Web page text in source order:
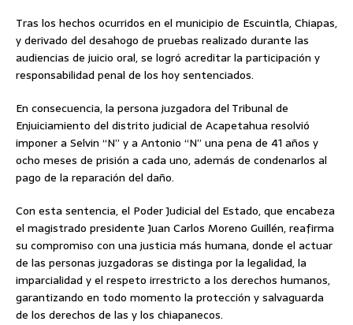
Tras los hechos ocurridos en el municipio de Escuintla, Chiapas,
y derivado del desahogo de pruebas realizado durante las
audiencias de juicio oral, se logró acreditar la participación y
responsabilidad penal de los hoy sentenciados.
En consecuencia, la persona juzgadora del Tribunal de
Enjuiciamiento del distrito judicial de Acapetahua resolvió
imponer a Selvin “N” y a Antonio “N” una pena de 41 años y
ocho meses de prisión a cada uno, además de condenarlos al
pago de la reparación del daño.
Con esta sentencia, el Poder Judicial del Estado, que encabeza
el magistrado presidente Juan Carlos Moreno Guillén, reafirma
su compromiso con una justicia más humana, donde el actuar
de las personas juzgadoras se distinga por la legalidad, la
imparcialidad y el respeto irrestricto a los derechos humanos,
garantizando en todo momento la protección y salvaguarda
de los derechos de las y los chiapanecos.